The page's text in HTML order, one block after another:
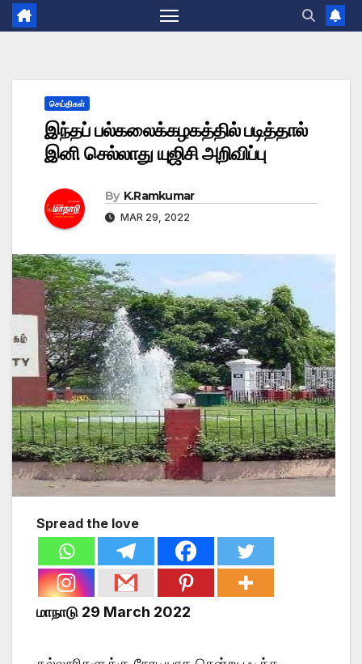
செய்திகள்
இந்தப் பல்கலைக்கழகத்தில் படித்தால்
இனி செல்லாது யுஜிசி அறிவிப்பு
By K.Ramkumar
MAR 29, 2022
Spread the love
மாநாடு 29 March 2022